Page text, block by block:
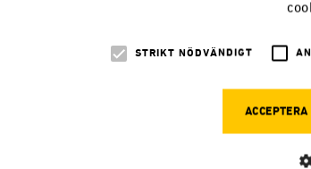
STRIKT NÖDVÄNDIGT